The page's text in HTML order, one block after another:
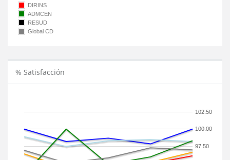
DIRINS
ADMCEN
RESUD
Global CD
% Satisfacción
97.50
100.00
102.50